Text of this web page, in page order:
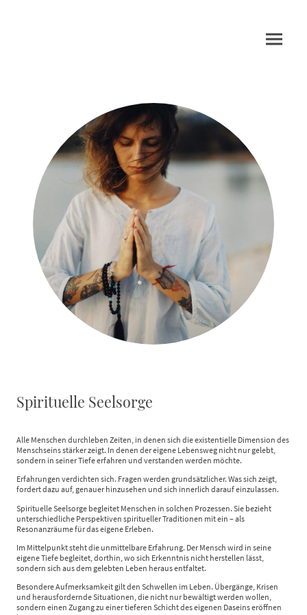
Spirituelle Seelsorge
Alle Menschen durchleben Zeiten, in denen sich die existentielle Dimension des
Menschseins stärker zeigt. In denen der eigene Lebensweg nicht nur gelebt,
sondern in seiner Tiefe erfahren und verstanden werden möchte.
Erfahrungen verdichten sich. Fragen werden grundsätzlicher. Was sich zeigt,
fordert dazu auf, genauer hinzusehen und sich innerlich darauf einzulassen.
Spirituelle Seelsorge begleitet Menschen in solchen Prozessen. Sie bezieht
unterschiedliche Perspektiven spiritueller Traditionen mit ein – als
Resonanzräume für das eigene Erleben.
Im Mittelpunkt steht die unmittelbare Erfahrung. Der Mensch wird in seine
eigene Tiefe begleitet, dorthin, wo sich Erkenntnis nicht herstellen lässt,
sondern sich aus dem gelebten Leben heraus entfaltet.
Besondere Aufmerksamkeit gilt den Schwellen im Leben. Übergänge, Krisen
und herausfordernde Situationen, die nicht nur bewältigt werden wollen,
sondern einen Zugang zu einer tieferen Schicht des eigenen Daseins eröffnen